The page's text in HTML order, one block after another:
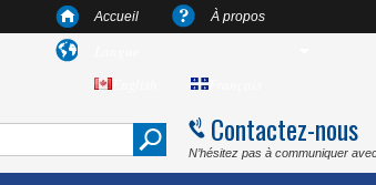
Accueil À propos
Contactez-nous
N’hésitez pas à communiquer